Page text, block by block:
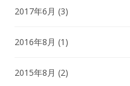
2017年6月 (3)
2016年8月 (1)
2015年8月 (2)